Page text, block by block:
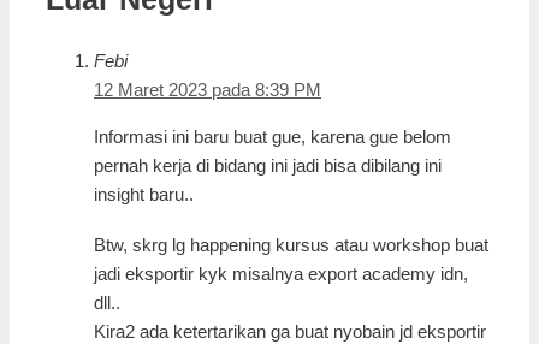
Febi
12 Maret 2023 pada 8:39 PM
Informasi ini baru buat gue, karena gue belom
pernah kerja di bidang ini jadi bisa dibilang ini
insight baru..
Btw, skrg lg happening kursus atau workshop buat
jadi eksportir kyk misalnya export academy idn,
dll..
Kira2 ada ketertarikan ga buat nyobain jd eksportir